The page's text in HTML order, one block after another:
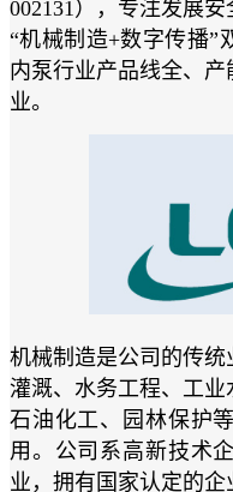
002131），专注发展
“机械制造+数字传播”
内泵行业产品线全、
业。
机械制造是公司的传
灌溉、水务工程、工业
石油化工、园林保护
用。公司系高新技术
业，拥有国家认定的企